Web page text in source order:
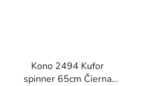
Kono 2494 Kufor
spinner 65cm Čierna